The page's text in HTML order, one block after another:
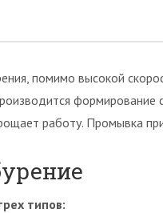
помимо высокой
работу. Промывка
типов: